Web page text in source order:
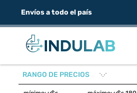
Envíos a todo el país
RANGO DE PRECIOS